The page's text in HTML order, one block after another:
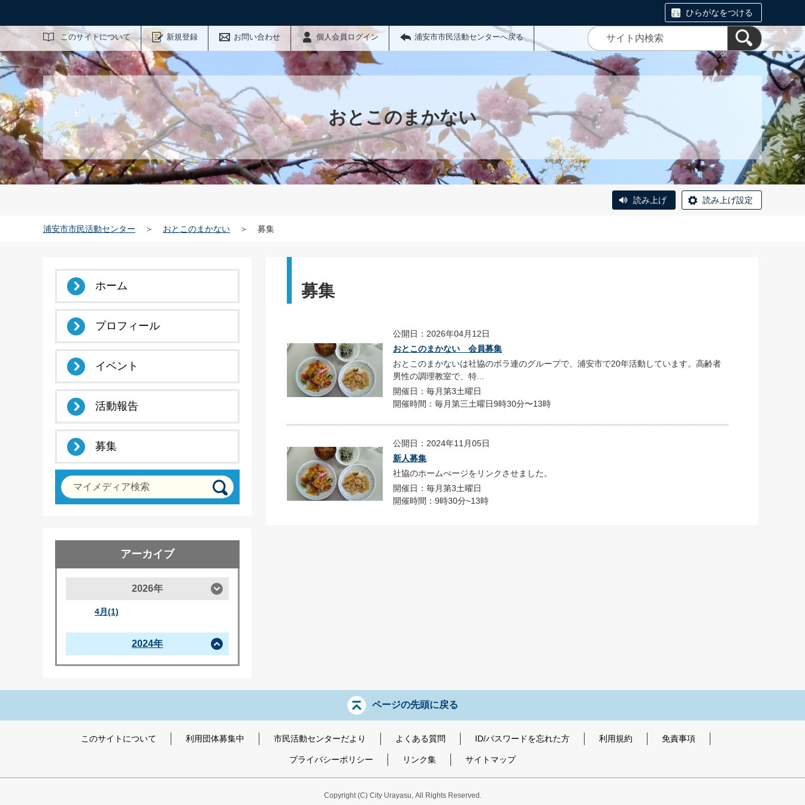
ひらがなをつける
このサイトについて 新規登録 お問い合わせ 個人会員ログイン 浦安市市民活動センターへ戻る
サイト内検索
おとこのまかない
読み上げ 読み上げ設定
浦安市市民活動センター ＞ おとこのまかない ＞ 募集
募集
公開日：2026年04月12日
おとこのまかない 会員募集
おとこのまかないは社協のボラ連のグループで、浦安市で20年活動しています。高齢者
男性の調理教室で、特...
開催日：毎月第3土曜日
開催時間：毎月第三土曜日9時30分〜13時
公開日：2024年11月05日
新人募集
社協のホームぺージをリンクさせました。
開催日：毎月第3土曜日
開催時間：9時30分~13時
ホーム
プロフィール
イベント
活動報告
募集
マイメディア検索
アーカイブ
2026年
4月(1)
2024年
ページの先頭に戻る
このサイトについて 利用団体募集中 市民活動センターだより よくある質問 ID/パスワードを忘れた方 利用規約 免責事項
プライバシーポリシー リンク集 サイトマップ
Copyright(C) City Urayasu, All Rights Reserved.